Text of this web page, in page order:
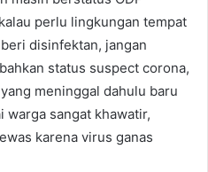
perlu lingkungan tempat
disinfektan, jangan
status suspect corona,
meninggal dahulu baru
warga sangat khawatir,
karena virus ganas